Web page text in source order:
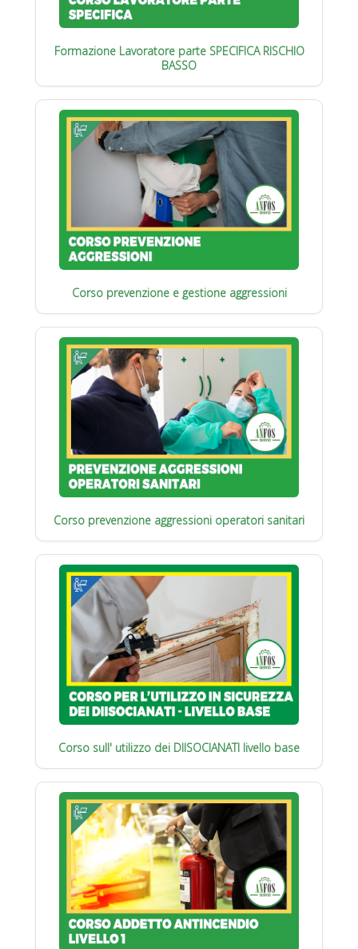
Formazione Lavoratore parte SPECIFICA RISCHIO
BASSO
Corso prevenzione e gestione aggressioni
Corso prevenzione aggressioni operatori sanitari
Corso sull' utilizzo dei DIISOCIANATI livello base